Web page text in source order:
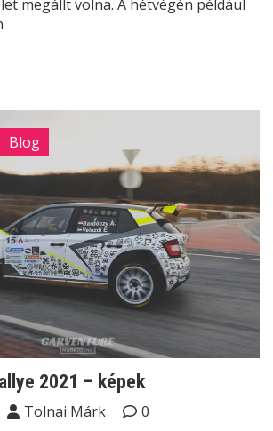
megállt volna. A hétvégén például
Blog
2021 – képek
Tolnai Márk
0